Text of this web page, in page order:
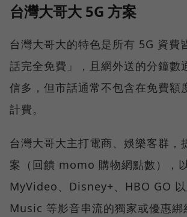
台灣大哥大 5G 方案
台灣大哥大的特色是所有 5G 資費
話完全免費」，且網外送的分鐘數
信多，但市話通常不包含在免費額
計費。
台灣大哥大主打電商、娛樂客群，
案（回饋 momo 購物網點數），
MyVideo、Disney+、HBO GO
Music 等影音串流的獨家或優惠綁